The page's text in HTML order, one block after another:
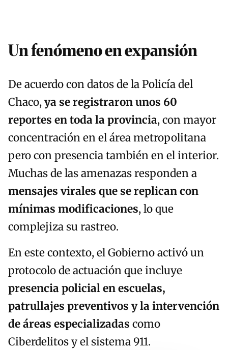
Un fenómeno en expansión
De acuerdo con datos de la Policía del
Chaco,ya se registraron unos 60
reportes en toda la provincia, con mayor
concentración en el área metropolitana
pero con presencia también en el interior.
Muchas de las amenazas responden a
mensajes virales que se replican con
mínimas modificaciones, lo que
complejiza su rastreo.
En este contexto, el Gobierno activó un
protocolo de actuación que incluye
presencia policial en escuelas,
patrullajes preventivos y la intervención
de áreas especializadas como
Ciberdelitos y el sistema 911.